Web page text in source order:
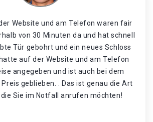
Website und am Telefon waren fair
von 30 Minuten da und hat schnell
Tür gebohrt und ein neues Schloss
auf der Website und am Telefon
angegeben und ist auch bei dem
geblieben. . Das ist genau die Art
Sie im Notfall anrufen möchten!